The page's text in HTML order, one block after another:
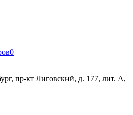
0
пр-кт Лиговский, д. 177, лит. А,